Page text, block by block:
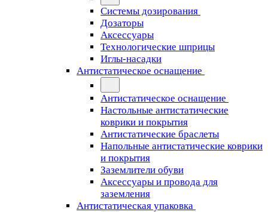
Системы дозирования
Дозаторы
Аксессуары
Технологические шприцы
Иглы-насадки
Антистатическое оснащение
Антистатическое оснащение
Настольные антистатические
коврики и покрытия
Антистатические браслеты
Напольные антистатические коврики
и покрытия
Заземлители обуви
Аксессуары и провода для
заземления
Антистатическая упаковка